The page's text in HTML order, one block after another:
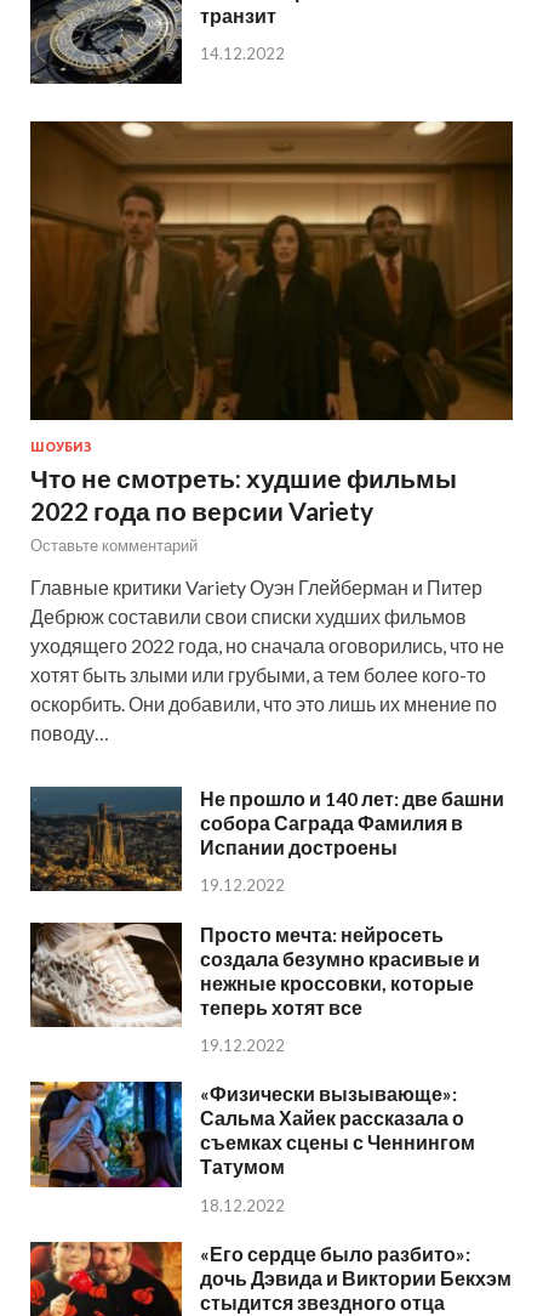
транзит
14.12.2022
ШОУБИЗ
Что не смотреть: худшие фильмы
2022 года по версии Variety
Оставьте комментарий
Главные критики Variety Оуэн Глейберман и Питер
Дебрюж составили свои списки худших фильмов
уходящего 2022 года, но сначала оговорились, что не
хотят быть злыми или грубыми, а тем более кого-то
оскорбить. Они добавили, что это лишь их мнение по
поводу…
Не прошло и 140 лет: две башни
собора Саграда Фамилия в
Испании достроены
19.12.2022
Просто мечта: нейросеть
создала безумно красивые и
нежные кроссовки, которые
теперь хотят все
19.12.2022
«Физически вызывающе»:
Сальма Хайек рассказала о
съемках сцены с Ченнингом
Татумом
18.12.2022
«Его сердце было разбито»:
дочь Дэвида и Виктории Бекхэм
стыдится звездного отца